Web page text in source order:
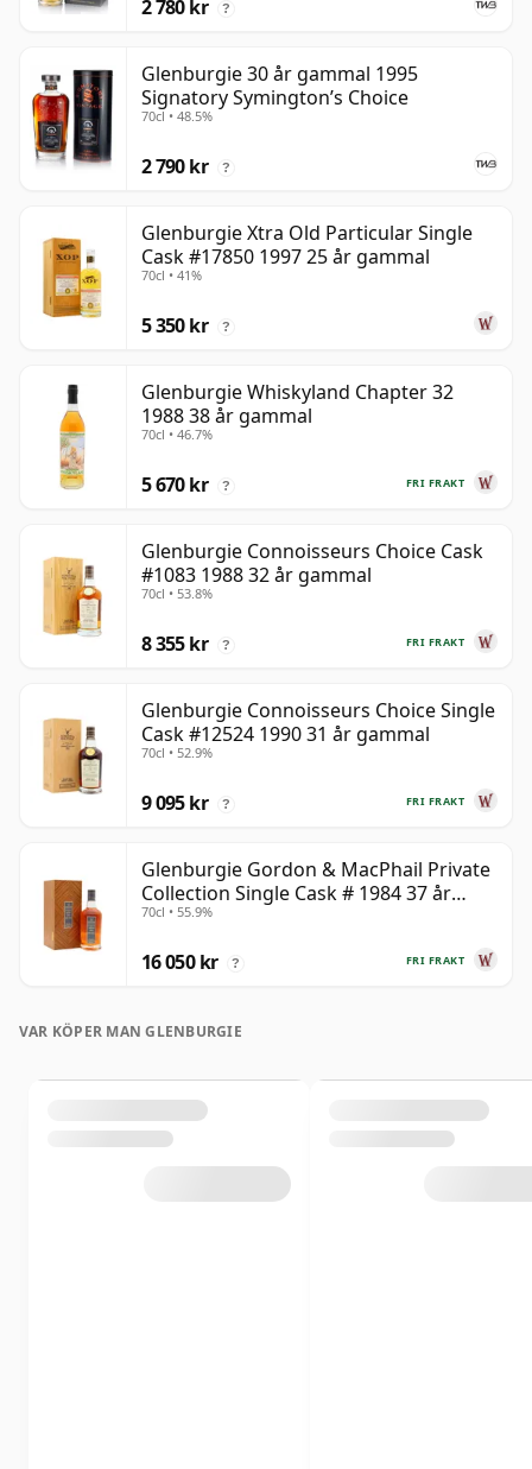
2 780 kr ?
Glenburgie 30 år gammal 1995
Signatory Symington’s Choice
70cl • 48.5%
2 790 kr ?
Glenburgie Xtra Old Particular Single
Cask #17850 1997 25 år gammal
70cl • 41%
5 350 kr ?
Glenburgie Whiskyland Chapter 32
1988 38 år gammal
70cl • 46.7%
FRI FRAKT
5 670 kr ?
Glenburgie Connoisseurs Choice Cask
#1083 1988 32 år gammal
70cl • 53.8%
FRI FRAKT
8 355 kr ?
Glenburgie Connoisseurs Choice Single
Cask #12524 1990 31 år gammal
70cl • 52.9%
FRI FRAKT
9 095 kr ?
Glenburgie Gordon & MacPhail Private
Collection Single Cask # 1984 37 år
gammal
70cl • 55.9%
FRI FRAKT
16 050 kr ?
VAR KÖPER MAN GLENBURGIE